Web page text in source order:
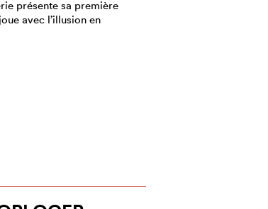
présente sa première
avec l’illusion en